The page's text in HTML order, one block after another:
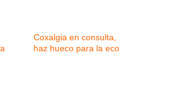
Coxalgia en consulta,
haz hueco para la eco